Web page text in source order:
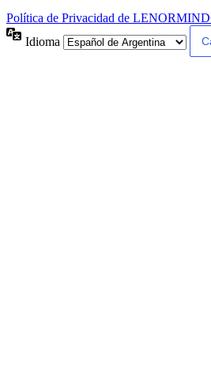
Política de Privacidad de
Idioma